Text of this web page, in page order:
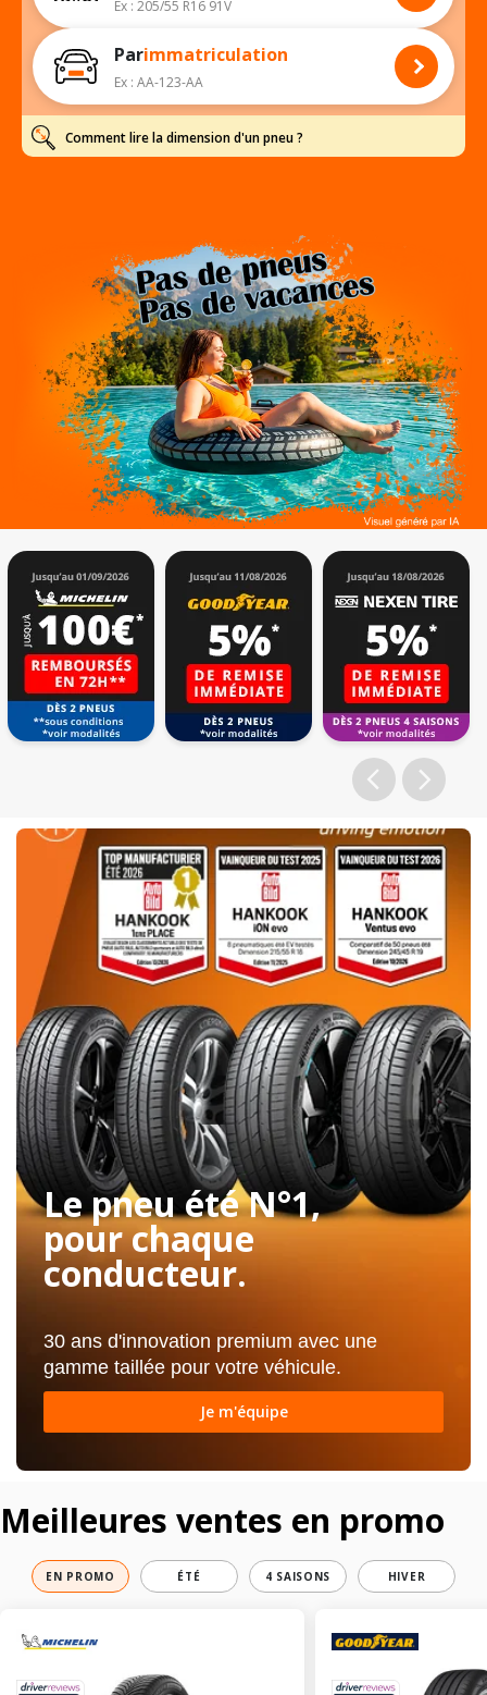
Ex : 205/55 R16 91V
Parimmatriculation
Ex : AA-123-AA
Comment lire la dimension d'un pneu ?
Le pneu été N°1,
pour chaque
conducteur.
30 ans d'innovation premium avec une
gamme taillée pour votre véhicule.
Je m'équipe
Meilleures ventes en promo
EN PROMO ÉTÉ 4 SAISONS HIVER